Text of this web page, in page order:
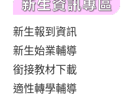
新生報到資訊
新生始業輔導
銜接教材下載
適性轉學輔導